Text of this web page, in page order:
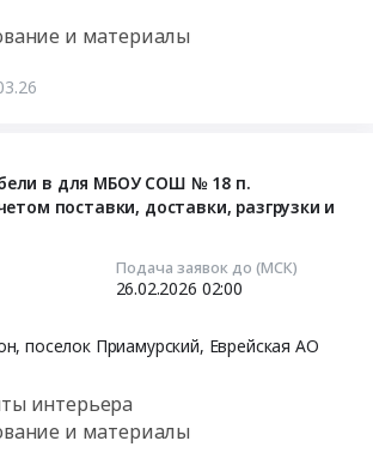
и материалы
в для МБОУ СОШ № 18 п.
поставки, доставки, разгрузки и
Подача заявок до (МСК)
26.02.2026 02:00
Смидовичский район, поселок Приамурский, Еврейская АО
интерьера
и материалы